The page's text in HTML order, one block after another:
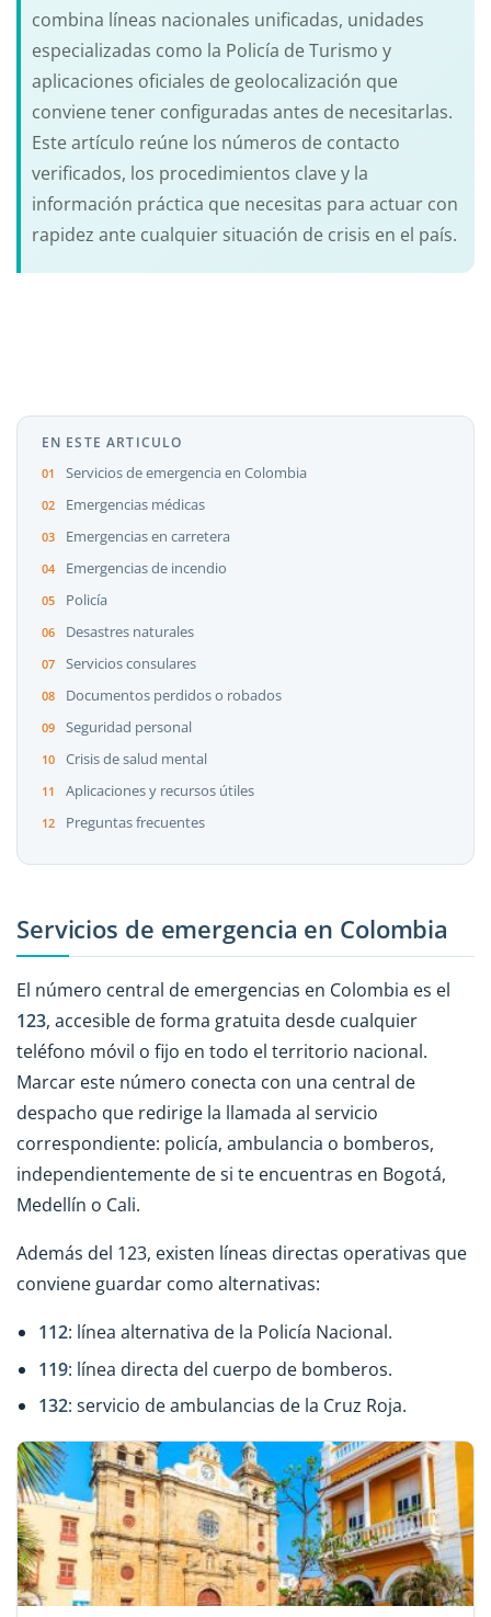
combina líneas nacionales unificadas, unidades
especializadas como la Policía de Turismo y
aplicaciones oficiales de geolocalización que
conviene tener configuradas antes de necesitarlas.
Este artículo reúne los números de contacto
verificados, los procedimientos clave y la
información práctica que necesitas para actuar con
rapidez ante cualquier situación de crisis en el país.
EN ESTE ARTICULO
Servicios de emergencia en Colombia
Emergencias médicas
Emergencias en carretera
Emergencias de incendio
Policía
Desastres naturales
Servicios consulares
Documentos perdidos o robados
Seguridad personal
Crisis de salud mental
Aplicaciones y recursos útiles
Preguntas frecuentes
Servicios de emergencia en Colombia
El número central de emergencias en Colombia es el
123, accesible de forma gratuita desde cualquier
teléfono móvil o fijo en todo el territorio nacional.
Marcar este número conecta con una central de
despacho que redirige la llamada al servicio
correspondiente: policía, ambulancia o bomberos,
independientemente de si te encuentras en Bogotá,
Medellín o Cali.
Además del 123, existen líneas directas operativas que
conviene guardar como alternativas:
112: línea alternativa de la Policía Nacional.
119: línea directa del cuerpo de bomberos.
132: servicio de ambulancias de la Cruz Roja.